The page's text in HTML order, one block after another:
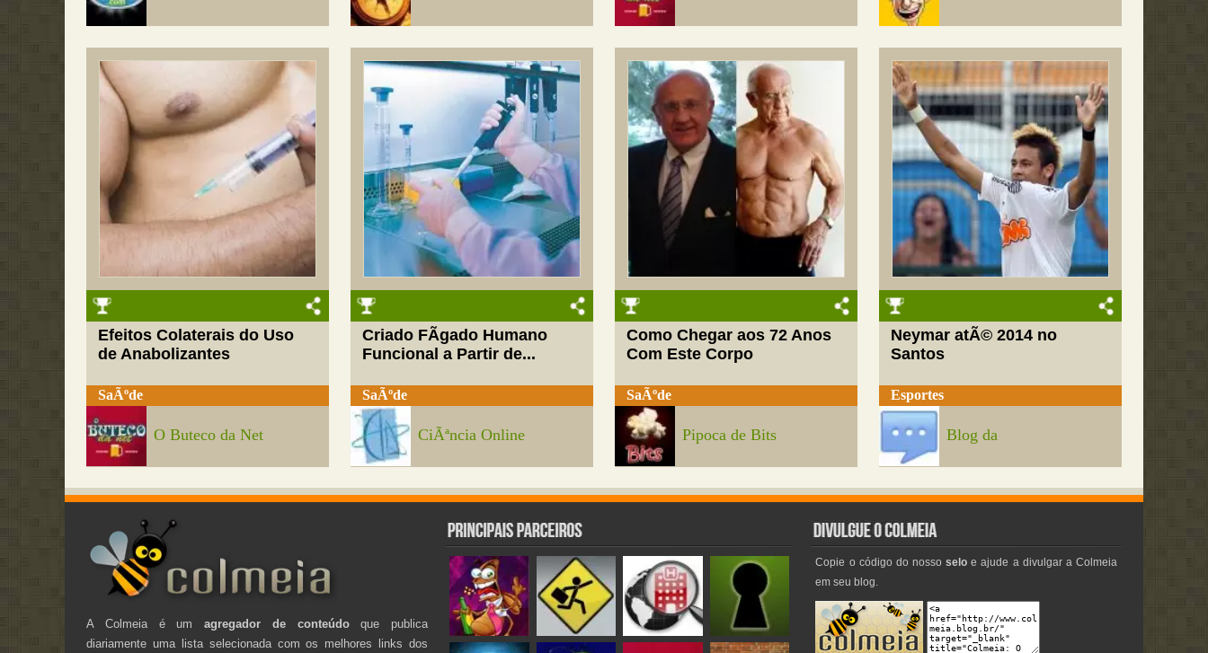
Efeitos Colaterais do Uso
de Anabolizantes
SaÃºde
O Buteco da Net
Criado FÃ­gado Humano
Funcional a Partir de...
SaÃºde
CiÃªncia Online
Como Chegar aos 72 Anos
Com Este Corpo
SaÃºde
Pipoca de Bits
Neymar atÃ© 2014 no
Santos
Esportes
Blog da
A Colmeia é umagregador de conteúdoque publica
diariamente uma lista selecionada com os melhores links dos
Copie o código do nossoselo e ajude a divulgar a Colmeia
em seu blog.